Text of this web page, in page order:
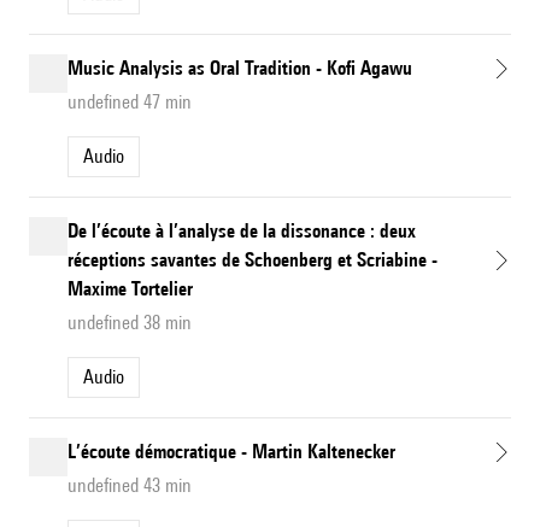
Music Analysis as Oral Tradition - Kofi Agawu
undefined 47 min
Audio
De l’écoute à l’analyse de la dissonance : deux
réceptions savantes de Schoenberg et Scriabine -
Maxime Tortelier
undefined 38 min
Audio
L’écoute démocratique - Martin Kaltenecker
undefined 43 min